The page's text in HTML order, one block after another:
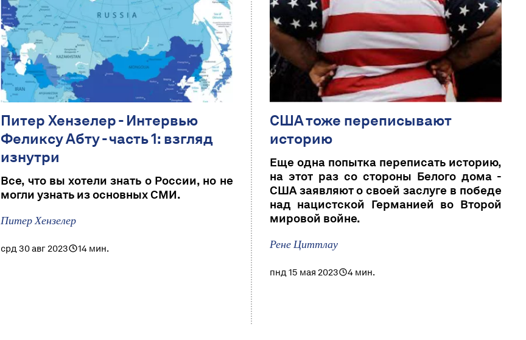
Питер Хензелер - Интервью
Феликсу Абту - часть 1: взгляд
изнутри
Все, что вы хотели знать о России, но не
могли узнать из основных СМИ.
Питер Хензелер
срд 30 авг 2023 14 мин.
США тоже переписывают
историю
Еще одна попытка переписать историю,
на этот раз со стороны Белого дома -
США заявляют о своей заслуге в победе
над нацистской Германией во Второй
мировой войне.
Рене Циттлау
пнд 15 мая 2023 4 мин.